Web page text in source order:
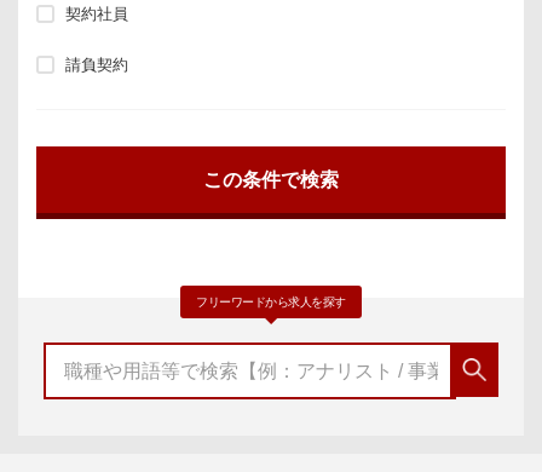
契約社員
請負契約
フリーワードから求人を探す